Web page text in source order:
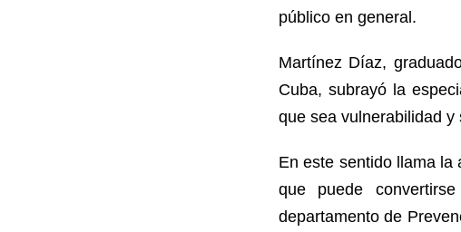
público en general.
Martínez Díaz,
Cuba, subrayó la
que sea vulnerabilidad
En este sentido llama la
que puede
departamento de